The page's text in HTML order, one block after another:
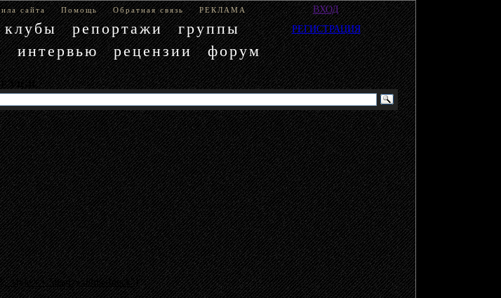
сайта Помощь Обратная связь РЕКЛАМА
клубы репортажи
группы
интервью рецензии форум
ВХОД
РЕГИСТРАЦИЯ
VIGIL
:style => "display:inline-block"}